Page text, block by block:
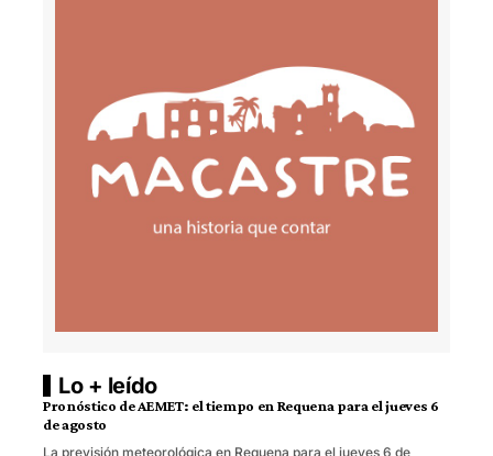
Lo + leído
Pronóstico de AEMET: el tiempo en Requena para el jueves 6
de agosto
La previsión meteorológica en Requena para el jueves 6 de